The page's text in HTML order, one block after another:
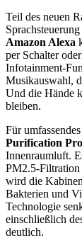
Teil des neuen
Amazon Alexa
per Schalter
Infotainment-
Musikauswahl,
Und die Hände
bleiben.
Für
Purification Pro
Innenraumluft.
PM2.5-Filtration
wird die
Bakterien und
Technologie
einschließlich
deutlich.